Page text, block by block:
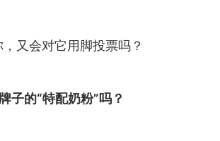
又会对它用脚投票吗？
子的“特配奶粉”吗？